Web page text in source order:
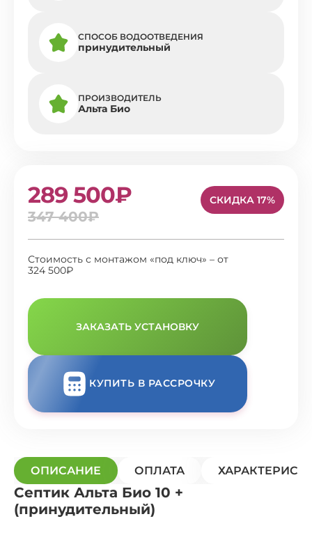
СПОСОБ ВОДООТВЕДЕНИЯ
принудительный
ПРОИЗВОДИТЕЛЬ
Альта Био
289 500₽
347 400₽
СКИДКА 17%
Стоимость с монтажом «под ключ» – от
324 500₽
ЗАКАЗАТЬ УСТАНОВКУ
КУПИТЬ В РАССРОЧКУ
ОПИСАНИЕ ОПЛАТА
Септик Альта Био 10 +
(принудительный)